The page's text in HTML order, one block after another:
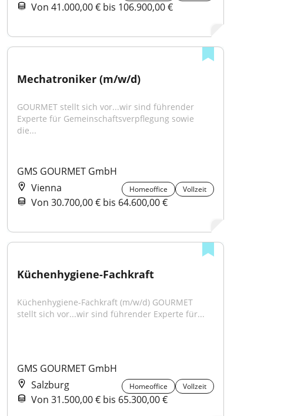
Von 41.000,00 € bis 106.900,00 €
Mechatroniker (m/w/d)
GOURMET stellt sich vor...wir sind führender
Experte für Gemeinschaftsverpflegung sowie
die...
GMS GOURMET GmbH
Vienna
Homeoffice Vollzeit
Von 30.700,00 € bis 64.600,00 €
Küchenhygiene-Fachkraft
Küchenhygiene-Fachkraft (m/w/d) GOURMET
stellt sich vor...wir sind führender Experte für...
GMS GOURMET GmbH
Salzburg
Homeoffice Vollzeit
Von 31.500,00 € bis 65.300,00 €